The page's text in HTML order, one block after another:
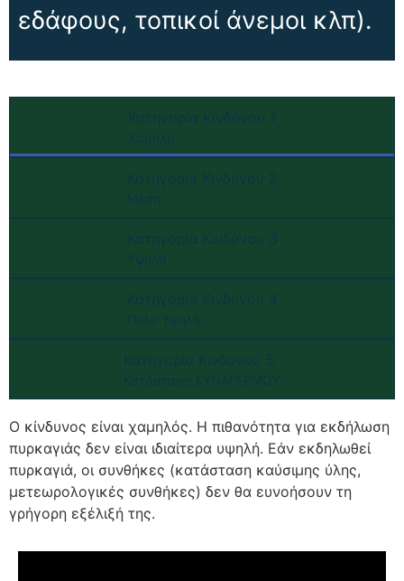
εδάφους, τοπικοί άνεμοι κλπ).
Κατηγορία Κινδύνου 1
Κατηγορία Κινδύνου 2
Κατηγορία Κινδύνου 3
Κατηγορία Κινδύνου 4
Κατηγορία Κινδύνου 5
Κατάσταση ΣΥΝΑΓΕΡΜΟΥ
Ο κίνδυνος είναι χαμηλός. Η πιθανότητα για εκδήλωση
πυρκαγιάς δεν είναι ιδιαίτερα υψηλή. Εάν εκδηλωθεί
πυρκαγιά, οι συνθήκες (κατάσταση καύσιμης ύλης,
μετεωρολογικές συνθήκες) δεν θα ευνοήσουν τη
γρήγορη εξέλιξή της.